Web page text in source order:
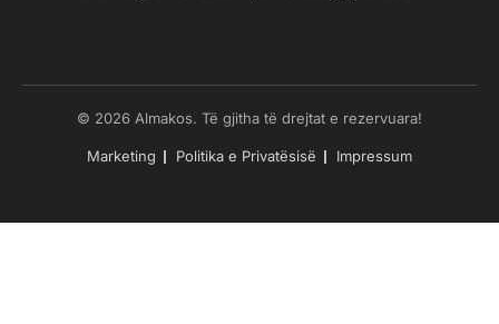
© 2026 Almakos. Të gjitha të drejtat e rezervuara!
Marketing Politika e Privatësisë Impressum